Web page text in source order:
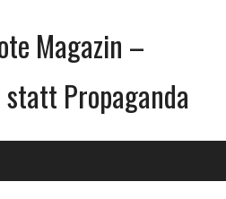
Magazin –
Propaganda